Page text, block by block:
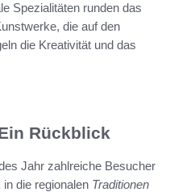
Spezialitäten runden das
die auf den
die Kreativität und das
Rückblick
Jahr zahlreiche Besucher
die regionalen Traditionen